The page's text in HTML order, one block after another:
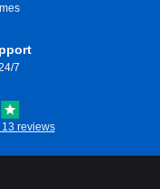
7
reviews